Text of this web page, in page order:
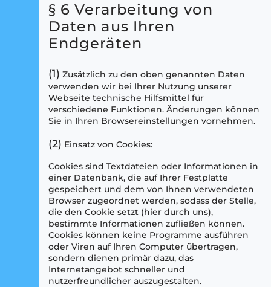
§ 6 Verarbeitung von
Daten aus Ihren
Endgeräten
(1) Zusätzlich zu den oben genannten Daten
verwenden wir bei Ihrer Nutzung unserer
Webseite technische Hilfsmittel für
verschiedene Funktionen. Änderungen können
Sie in Ihren Browsereinstellungen vornehmen.
(2) Einsatz von Cookies:
Cookies sind Textdateien oder Informationen in
einer Datenbank, die auf Ihrer Festplatte
gespeichert und dem von Ihnen verwendeten
Browser zugeordnet werden, sodass der Stelle,
die den Cookie setzt (hier durch uns),
bestimmte Informationen zufließen können.
Cookies können keine Programme ausführen
oder Viren auf Ihren Computer übertragen,
sondern dienen primär dazu, das
Internetangebot schneller und
nutzerfreundlicher auszugestalten.